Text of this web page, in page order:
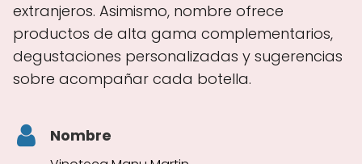
extranjeros. Asimismo, nombre ofrece
productos de alta gama complementarios,
degustaciones personalizadas y sugerencias
sobre acompañar cada botella.
Nombre